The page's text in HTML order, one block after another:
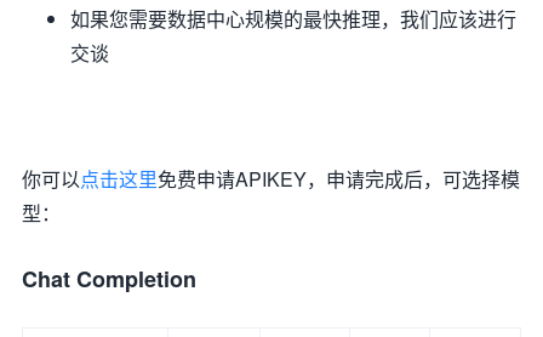
如果您需要数据中心规模的最快推理，我们应该进行
交谈
你可以点击这里免费申请APIKEY，申请完成后，可选择模
型：
Chat Completion